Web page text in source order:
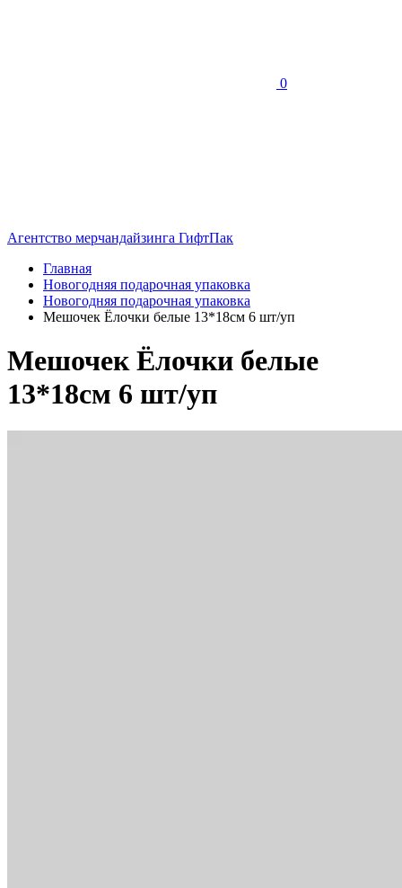
0
Агентство мерчандайзинга ГифтПак
Главная
Новогодняя подарочная упаковка
Новогодняя подарочная упаковка
Мешочек Ёлочки белые 13*18см 6 шт/уп
Мешочек Ёлочки белые
13*18см 6 шт/уп